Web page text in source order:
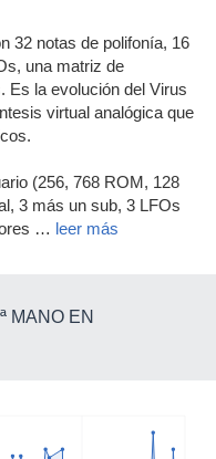
32 notas de polifonía, 16
una matriz de
Es la evolución del Virus
virtual analógica que
(256, 768 ROM, 128
3 más un sub, 3 LFOs
… leer más
MANO EN